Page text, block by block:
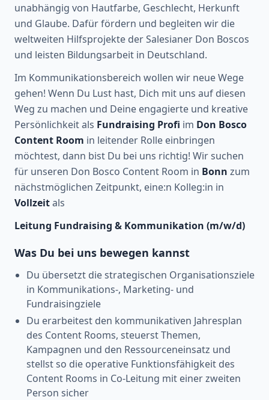
unabhängig von Hautfarbe, Geschlecht, Herkunft
und Glaube. Dafür fördern und begleiten wir die
weltweiten Hilfsprojekte der Salesianer Don Boscos
und leisten Bildungsarbeit in Deutschland.
Im Kommunikationsbereich wollen wir neue Wege
gehen! Wenn Du Lust hast, Dich mit uns auf diesen
Weg zu machen und Deine engagierte und kreative
Persönlichkeit als Fundraising Profi im Don Bosco
Content Room in leitender Rolle einbringen
möchtest, dann bist Du bei uns richtig! Wir suchen
für unseren Don Bosco Content Room in Bonn zum
nächstmöglichen Zeitpunkt, eine:n Kolleg:in in
Vollzeitals
Leitung Fundraising & Kommunikation (m/w/d)
Was Du bei uns bewegen kannst
Du übersetzt die strategischen Organisationsziele
in Kommunikations-, Marketing- und
Fundraisingziele
Du erarbeitest den kommunikativen Jahresplan
des Content Rooms, steuerst Themen,
Kampagnen und den Ressourceneinsatz und
stellst so die operative Funktionsfähigkeit des
Content Rooms in Co-Leitung mit einer zweiten
Person sicher